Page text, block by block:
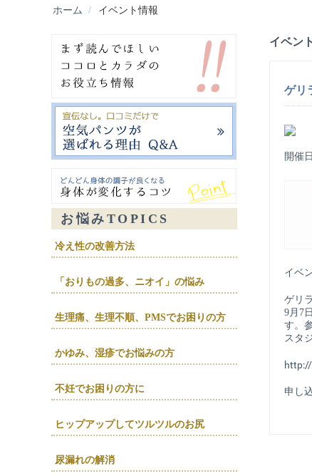
ホーム / イベント情報
お悩みTOPICS
冷え性の改善方法
「おりもの過多、ニオイ」の悩み
生理痛、生理不順、PMSでお困りの方
かゆみ、湿疹でお悩みの方
不妊でお困りの方に
ヒップアップしてツルツルのお尻
尿漏れの解消
イベン
ゲリ
開催
イベ
ゲリ
9月7
す。
スタ
申し